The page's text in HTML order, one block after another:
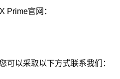
Prime官网：
可以采取以下方式联系我们：